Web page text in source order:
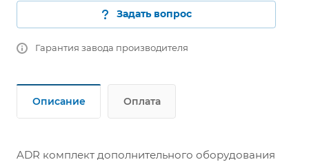
Задать вопрос
Гарантия завода производителя
Описание Оплата
ADR комплект дополнительного оборудования